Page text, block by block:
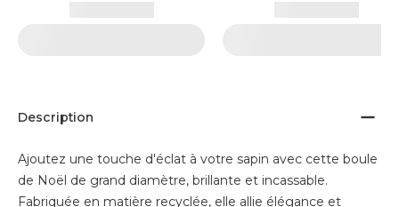
Description
Ajoutez une touche d'éclat à votre sapin avec cette boule
de Noël de grand diamètre, brillante et incassable.
Fabriquée en matière recyclée, elle allie élégance et